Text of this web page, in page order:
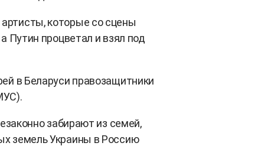
которые со сцены
Путин процветал и взял под
в Беларуси правозащитники
забирают из семей,
земель Украины в Россию